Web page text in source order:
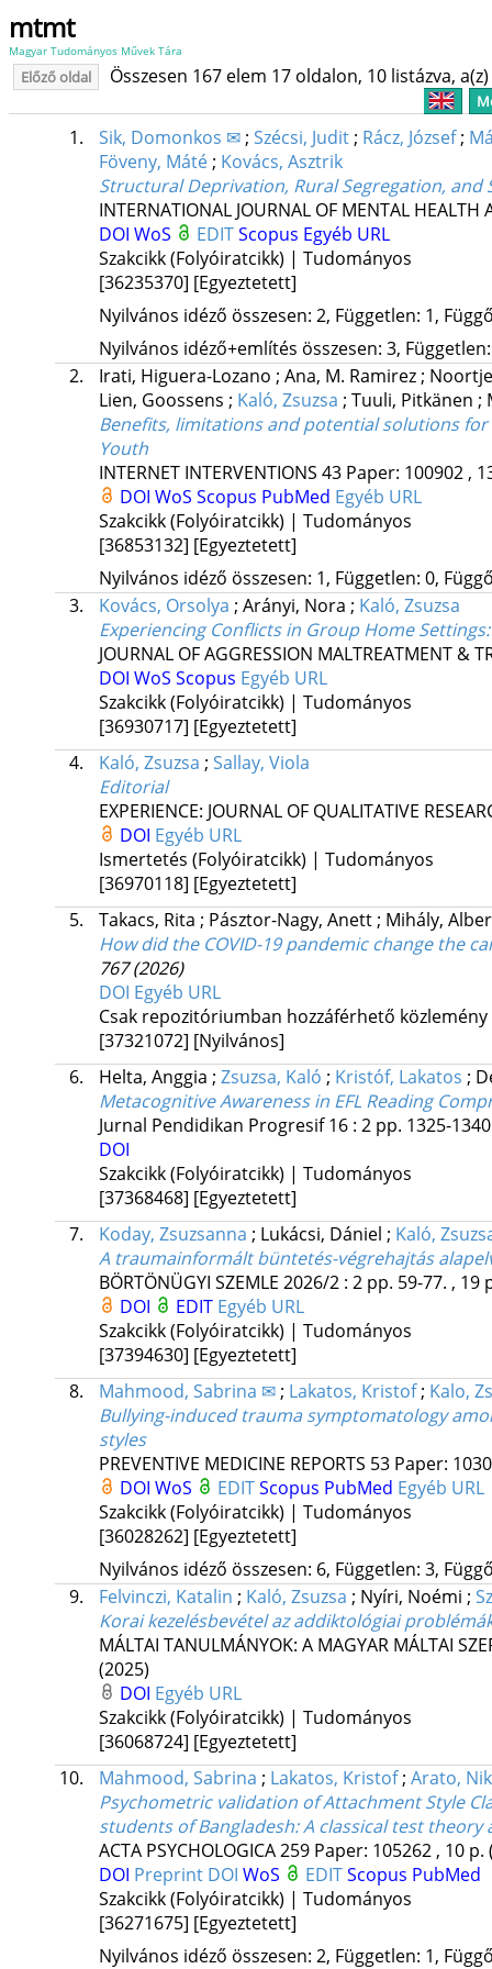
mtmt
Magyar Tudományos Művek Tára
Előző oldal Összesen 167 elem 17 oldalon, 10 listázva,
1. Sik, Domonkos ✉; Szécsi, Judit; Rácz, József;
Föveny, Máté; Kovács, Asztrik
Structural Deprivation, Rural Segregation,
INTERNATIONAL JOURNAL OF MENTAL HEALTH
DOI WoS EDITScopus Egyéb URL
Szakcikk (Folyóiratcikk) | Tudományos
[36235370] [Egyeztetett]
Nyilvános idéző összesen: 2, Független: 1,
Nyilvános idéző+említés összesen: 3,
2.
Irati, Higuera-Lozano ; Ana, M. Ramirez;
Lien, Goossens ; Kaló, Zsuzsa ; Tuuli, Pitkänen ;
Benefits, limitations and potential solutions
Youth
INTERNET INTERVENTIONS 43 Paper: 100902 ,
DOI WoS Scopus PubMed Egyéb URL
Szakcikk (Folyóiratcikk) | Tudományos
[36853132] [Egyeztetett]
Nyilvános idéző összesen: 1, Független: 0,
3.
Kovács, Orsolya ; Arányi, Nora ; Kaló, Zsuzsa
Experiencing Conflicts in Group Home
JOURNAL OF AGGRESSION MALTREATMENT &
DOI WoS Scopus Egyéb URL
Szakcikk (Folyóiratcikk) | Tudományos
[36930717] [Egyeztetett]
4.
Kaló, Zsuzsa ; Sallay, Viola
Editorial
EXPERIENCE: JOURNAL OF QUALITATIVE
DOI Egyéb URL
Ismertetés (Folyóiratcikk) | Tudományos
[36970118] [Egyeztetett]
5.
Takacs, Rita ; Pásztor-Nagy, Anett; Mihály,
How did the COVID-19 pandemic change the
767(2026)
DOI Egyéb URL
Csak repozitóriumban hozzáférhető
[37321072] [Nyilvános]
6.
Helta, Anggia ; Zsuzsa, Kaló ; Kristóf, Lakatos ;
Metacognitive Awareness in EFL Reading
Jurnal Pendidikan Progresif 16: 2 pp. 1325-
DOI
Szakcikk (Folyóiratcikk) | Tudományos
[37368468] [Egyeztetett]
7.
Koday, Zsuzsanna ; Lukácsi, Dániel ; Kaló,
A traumainformált büntetés-végrehajtás
BÖRTÖNÜGYI SZEMLE 2026/2: 2 pp. 59-77. , 19
DOI
EDIT Egyéb URL
Szakcikk (Folyóiratcikk) | Tudományos
[37394630] [Egyeztetett]
8.
Mahmood, Sabrina ✉; Lakatos, Kristof; Kalo,
Bullying-induced trauma symptomatology
styles
PREVENTIVE MEDICINE REPORTS 53 Paper:
DOI WoS EDITScopus PubMed Egyéb URL
Szakcikk (Folyóiratcikk) | Tudományos
[36028262] [Egyeztetett]
Nyilvános idéző összesen: 6, Független: 3,
9.
Felvinczi, Katalin ; Kaló, Zsuzsa ; Nyíri, Noémi ;
Korai kezelésbevétel az addiktológiai
MÁLTAI TANULMÁNYOK: A MAGYAR MÁLTAI
(2025)
DOI Egyéb URL
Szakcikk (Folyóiratcikk) | Tudományos
[36068724] [Egyeztetett]
10.
Mahmood, Sabrina ; Lakatos, Kristof; Arato,
Psychometric validation of Attachment Style
students of Bangladesh: A classical test theory
ACTA PSYCHOLOGICA259 Paper: 105262 , 10 p.
DOI Preprint DOI WoS EDITScopus PubMed
Szakcikk (Folyóiratcikk) | Tudományos
[36271675] [Egyeztetett]
Nyilvános idéző összesen: 2, Független: 1,